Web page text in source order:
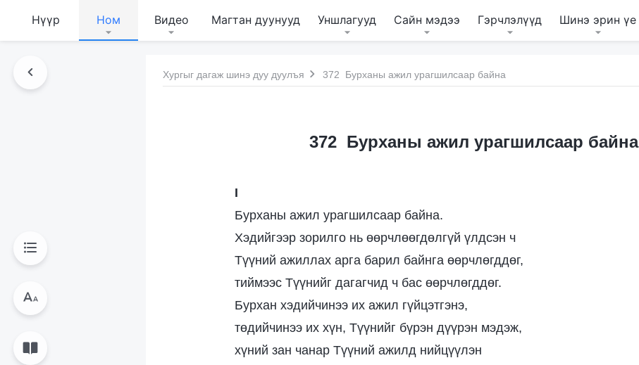
Нүүр Ном Видео Магтан дуунууд Уншлагууд Сайн мэдээ Гэрчлэлүүд Шинэ эрин үе
Хургыг дагаж шинэ дуу дуулъя 372 Бурханы ажил урагшилсаар байна
372 Бурханы ажил урагшилсаар байна
I
Бурханы ажил урагшилсаар байна.
Хэдийгээр зорилго нь өөрчлөөгдөлгүй үлдсэн ч
Түүний ажиллах арга барил байнга өөрчлөгддөг,
тиймээс Түүнийг дагагчид ч бас өөрчлөгддөг.
Бурхан хэдийчинээ их ажил гүйцэтгэнэ,
төдийчинээ их хүн, Түүнийг бүрэн дүүрэн мэдэж,
хүний зан чанар Түүний ажилд нийцүүлэн